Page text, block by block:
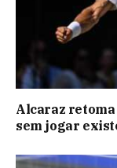
Alcaraz retoma
sem jogar